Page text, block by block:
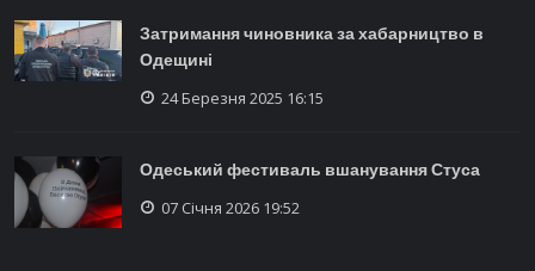
Затримання чиновника за хабарництво в
Одещині
24 Березня 2025 16:15
Одеський фестиваль вшанування Стуса
07 Січня 2026 19:52